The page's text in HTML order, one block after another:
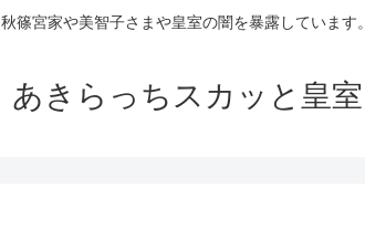
秋篠宮家や美智子さまや皇室の闇を暴露しています。
あきらっちスカッと皇室